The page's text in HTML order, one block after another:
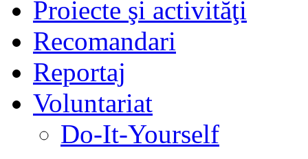
Proiecte şi activităţi
Recomandari
Reportaj
Voluntariat
Do-It-Yourself